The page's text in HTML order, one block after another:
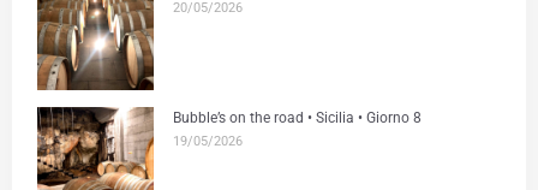
20/05/2026
Bubble’s on the road • Sicilia • Giorno 8
19/05/2026